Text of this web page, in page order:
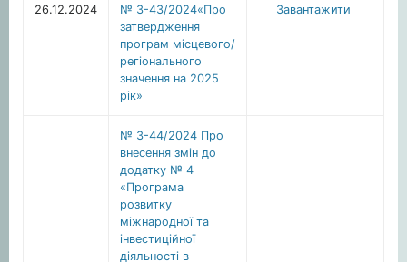
26.12.2024
№ 3-43/2024«Про
затвердження
програм місцевого/
регіонального
значення на 2025
рік»
Завантажити
№ 3-44/2024 Про
внесення змін до
додатку № 4
«Програма
розвитку
міжнародної та
інвестиційної
діяльності в